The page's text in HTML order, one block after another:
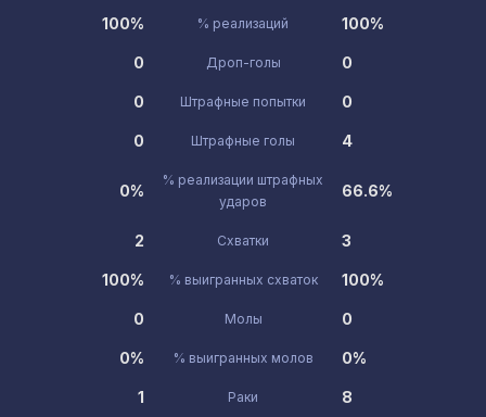
100% % реализаций 100%
0 Дроп-голы 0
0 Штрафные попытки 0
0 Штрафные голы 4
0%
% реализации штрафных
ударов
66.6%
2 Схватки 3
100% % выигранных схваток 100%
0 Молы 0
0% % выигранных молов 0%
1 Раки 8